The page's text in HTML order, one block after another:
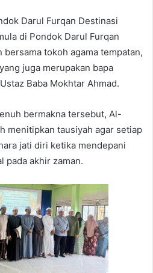
Darul Furqan Destinasi
di Pondok Darul Furqan
tokoh agama tempatan,
juga merupakan bapa
Baba Mokhtar Ahmad.
bermakna tersebut, Al-
menitipkan tausiyah agar setiap
jati diri ketika mendepani
pada akhir zaman.